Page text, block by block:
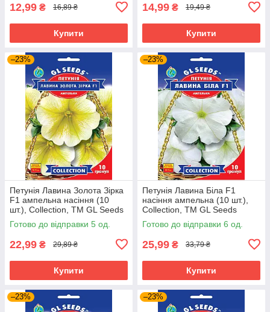
12,99 ₴ 16,89 ₴
Купити
14,99 ₴ 19,49 ₴
Купити
–23%
Петунія Лавина Золота Зірка
F1 ампельна насіння (10
шт.), Collection, TM GL Seeds
Готово до відправки 5 од.
22,99 ₴ 29,89 ₴
Купити
–23%
Петунія Лавина Біла F1
насіння ампельна (10 шт.),
Collection, TM GL Seeds
Готово до відправки 6 од.
25,99 ₴ 33,79 ₴
Купити
–23% –23%